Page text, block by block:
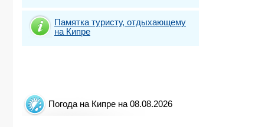
Памятка туристу, отдыхающему
на Кипре
Погода на Кипре на 08.08.2026